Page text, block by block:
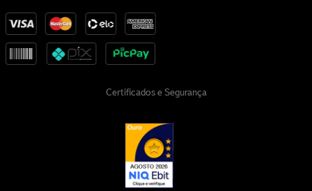
Certificados e Segurança